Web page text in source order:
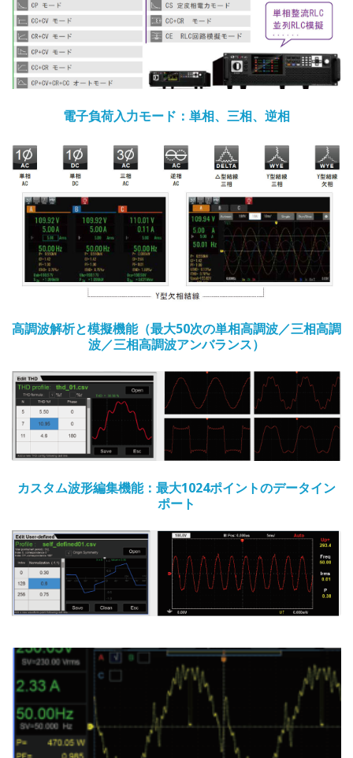
電子負荷入力モード：単相、三相、逆相
高調波解析と模擬機能（最大50次の単相高調波／三相高調
波／三相高調波アンバランス）
カスタム波形編集機能：最大1024ポイントのデータイン
ポート